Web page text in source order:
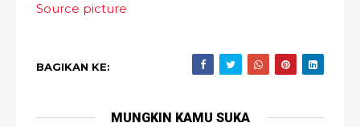
Source picture
BAGIKAN KE:
MUNGKIN KAMU SUKA